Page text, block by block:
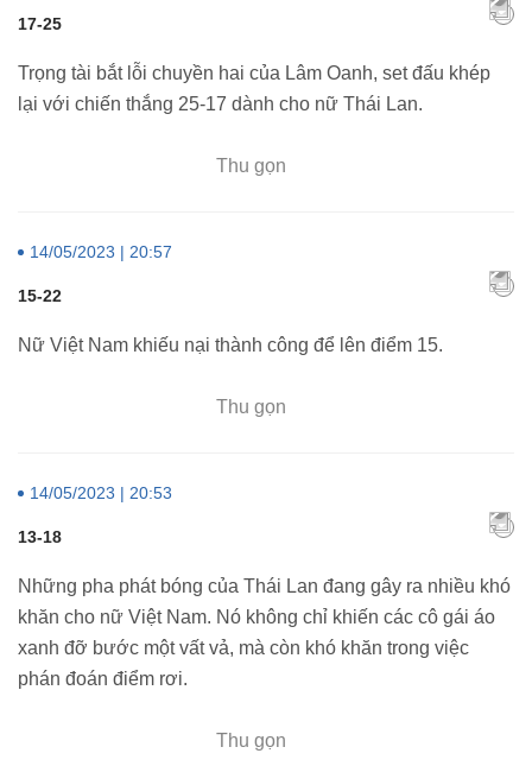
17-25
Trọng tài bắt lỗi chuyền hai của Lâm Oanh, set đấu khép
lại với chiến thắng 25-17 dành cho nữ Thái Lan.
Thu gọn
14/05/2023 | 20:57
15-22
Nữ Việt Nam khiếu nại thành công để lên điểm 15.
Thu gọn
14/05/2023 | 20:53
13-18
Những pha phát bóng của Thái Lan đang gây ra nhiều khó
khăn cho nữ Việt Nam. Nó không chỉ khiến các cô gái áo
xanh đỡ bước một vất vả, mà còn khó khăn trong việc
phán đoán điểm rơi.
Thu gọn